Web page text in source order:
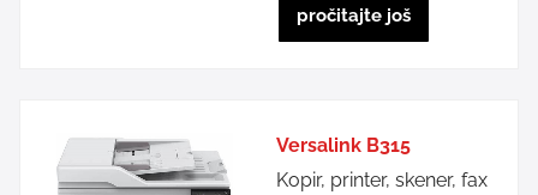
pročitajte još
Versalink B315
Kopir, printer, skener, fax